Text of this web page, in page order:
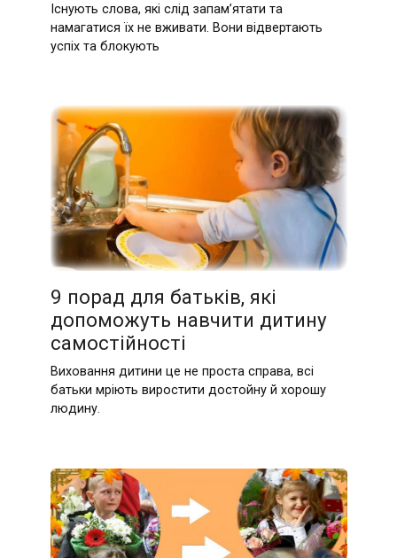
Існують слова, які слід запам’ятати та
намагатися їх не вживати. Вони відвертають
успіх та блокують
9 порад для батьків, які
допоможуть навчити дитину
самостійності
Виховання дитини це не проста справа, всі
батьки мріють виростити достойну й хорошу
людину.